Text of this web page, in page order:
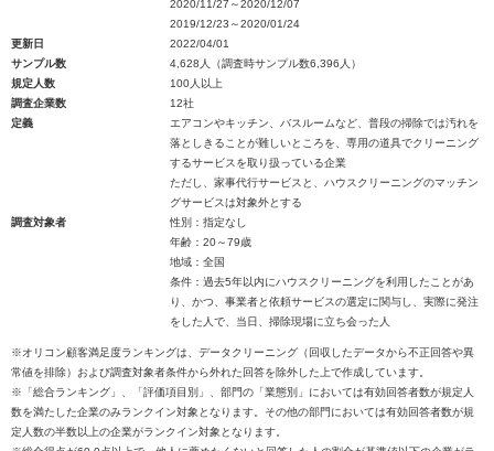
2020/11/27～2020/12/07
2019/12/23～2020/01/24
更新日
2022/04/01
サンプル数
4,628人（調査時サンプル数6,396人）
規定人数
100人以上
調査企業数
12社
定義
エアコンやキッチン、バスルームなど、普段の掃除では汚れを
落としきることが難しいところを、専用の道具でクリーニング
するサービスを取り扱っている企業
ただし、家事代行サービスと、ハウスクリーニングのマッチン
グサービスは対象外とする
調査対象者
性別：指定なし
年齢：20～79歳
地域：全国
条件：過去5年以内にハウスクリーニングを利用したことがあ
り、かつ、事業者と依頼サービスの選定に関与し、実際に発注
をした人で、当日、掃除現場に立ち会った人
※オリコン顧客満足度ランキングは、データクリーニング（回収したデータから不正回答や異
常値を排除）および調査対象者条件から外れた回答を除外した上で作成しています。
※「総合ランキング」、「評価項目別」、部門の「業態別」においては有効回答者数が規定人
数を満たした企業のみランクイン対象となります。その他の部門においては有効回答者数が規
定人数の半数以上の企業がランクイン対象となります。